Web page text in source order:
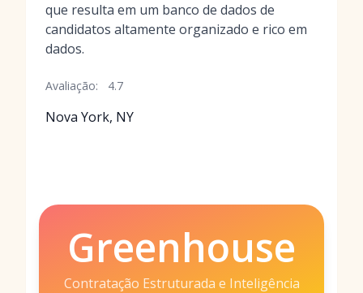
que resulta em um banco de dados de
candidatos altamente organizado e rico em
dados.
Avaliação: 4.7
Nova York, NY
Greenhouse
Contratação Estruturada e Inteligência